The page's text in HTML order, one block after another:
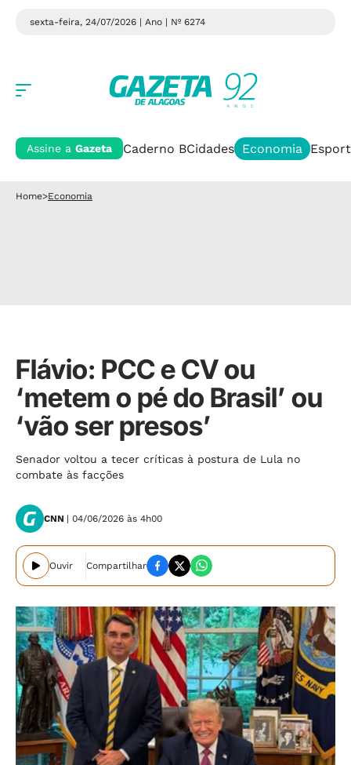
sexta-feira, 24/07/2026 | Ano | Nº 6274
Assine a Gazeta Caderno BCidades Economia
Home>Economia
Flávio: PCC e CV ou
‘metem o pé do Brasil’ ou
‘vão ser presos’
Senador voltou a tecer críticas à postura de Lula no
combate às facções
CNN | 04/06/2026 às 4h00
Ouvir Compartilhar